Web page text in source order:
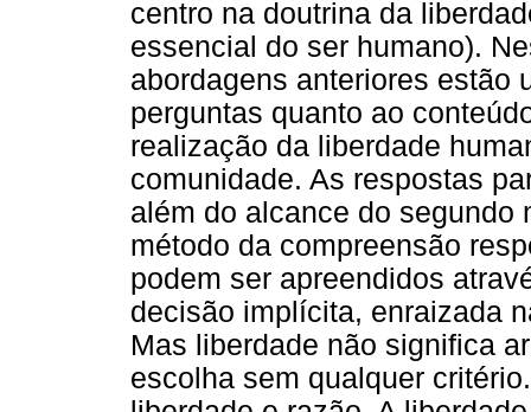
centro na doutrina da
essencial do ser humano).
abordagens anteriores estão
perguntas quanto ao
realização da liberdade
comunidade. As respostas
além do alcance do segundo
método da compreensão
podem ser apreendidos
decisão implícita, enraizada
Mas liberdade não significa
escolha sem qualquer